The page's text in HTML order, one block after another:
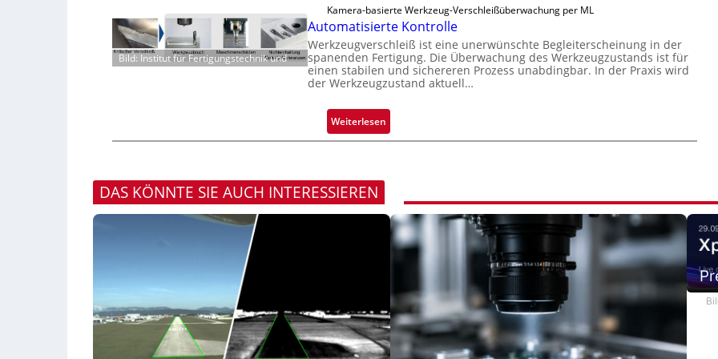
s
u
c
k
m
r
k
k
n
g
Bild: Institut für Fertigungstechnik und
Kamera-basierte Werkzeug-Verschleißüberwachung per ML
Automatisierte Kontrolle
Werkzeugverschleiß ist eine unerwünschte Begleiterscheinung in der
spanenden Fertigung. Die Überwachung des Werkzeugzustands ist für
einen stabilen und sichereren Prozess unabdingbar. In der Praxis wird
der Werkzeugzustand aktuell…
Weiterlesen:
A
a
e
r
t
e
DAS KÖNNTE SIE AUCH INTERESSIEREN